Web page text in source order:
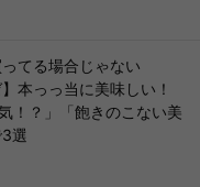
てる場合じゃない
本っっ当に美味しい！
！？」「飽きのこない美
選